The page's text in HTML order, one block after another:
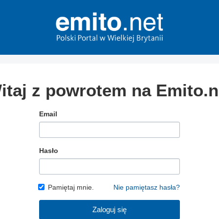
z powrotem na
Email
Hasło
Pamiętaj mnie. Nie pamiętasz hasła?
Zaloguj się